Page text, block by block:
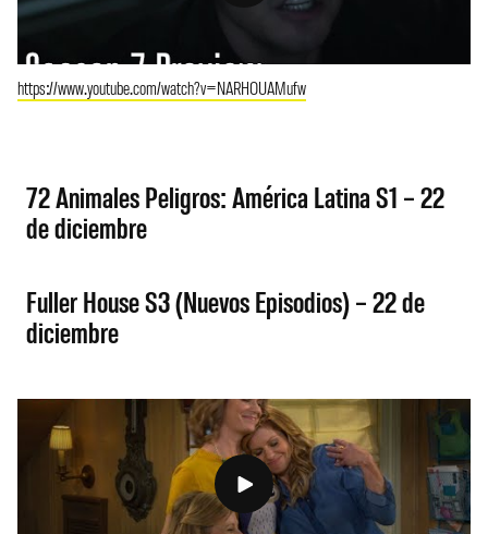
https://www.youtube.com/watch?v=NARHOUAMufw
72 Animales Peligros: América Latina S1 – 22
de diciembre
Fuller House S3 (Nuevos Episodios) – 22 de
diciembre